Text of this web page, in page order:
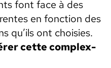
font face à des
en fonc­tion des
qu’ils ont choisies.
cette com­plex­